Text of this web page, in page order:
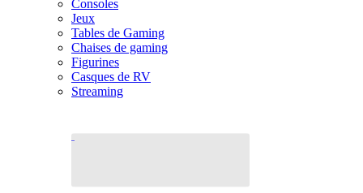
Consoles
Jeux
Tables de Gaming
Chaises de gaming
Figurines
Casques de RV
Streaming